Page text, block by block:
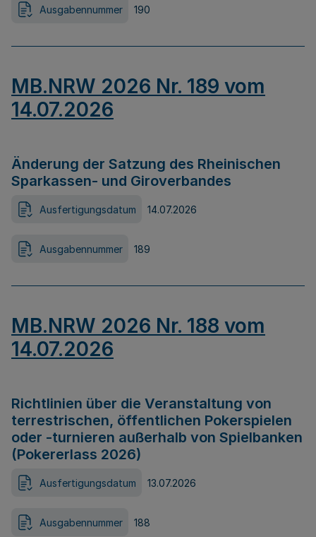
Ausgabennummer 190
MB.NRW 2026 Nr. 189 vom
14.07.2026
Änderung der Satzung des Rheinischen
Sparkassen- und Giroverbandes
Ausfertigungsdatum 14.07.2026
Ausgabennummer 189
MB.NRW 2026 Nr. 188 vom
14.07.2026
Richtlinien über die Veranstaltung von
terrestrischen, öffentlichen Pokerspielen
oder -turnieren außerhalb von Spielbanken
(Pokererlass 2026)
Ausfertigungsdatum 13.07.2026
Ausgabennummer 188